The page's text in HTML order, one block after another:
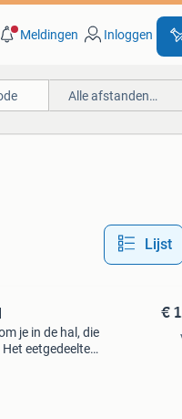
Meldingen Inloggen
Alle afstanden…
Lijst
je in de hal, die
eetgedeelte
€